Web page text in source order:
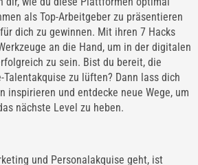
als Top-Arbeitgeber zu präsentieren
dich zu gewinnen. Mit ihren 7 Hacks
an die Hand, um in der digitalen
zu sein. Bist du bereit, die
Talentakquise zu lüften? Dann lass dich
inspirieren und entdecke neue Wege, um
nächste Level zu heben.
und Personalakquise geht, ist